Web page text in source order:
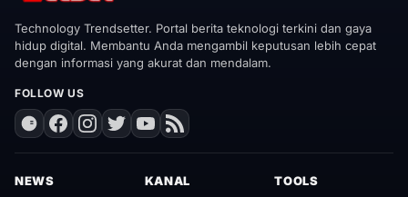
Technology Trendsetter. Portal berita teknologi terkini dan gaya
hidup digital. Membantu Anda mengambil keputusan lebih cepat
dengan informasi yang akurat dan mendalam.
FOLLOW US
NEWS KANAL TOOLS